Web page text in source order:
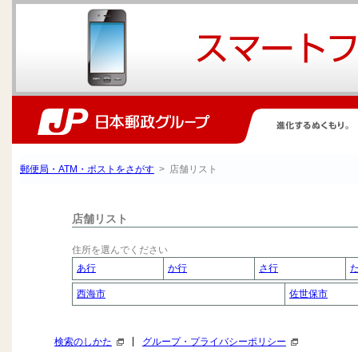
郵便局・ATM・ポストをさがす > 店舗リスト
店舗リスト
住所を選んでください
あ行
か行 さ行
西海市 佐世保市
検索のしかた グループ・プライバシーポリシー